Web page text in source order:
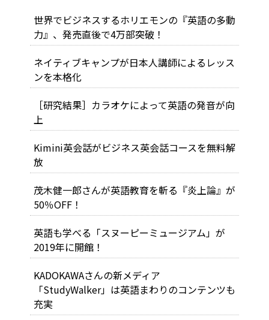
世界でビジネスするホリエモンの『英語の多動
力』、発売直後で4万部突破！
ネイティブキャンプが日本人講師によるレッス
ンを本格化
［研究結果］カラオケによって英語の発音が向
上
Kimini英会話がビジネス英会話コースを無料解
放
茂木健一郎さんが英語教育を斬る『炎上論』が
50％OFF！
英語も学べる「スヌーピーミュージアム」が
2019年に開館！
KADOKAWAさんの新メディア
「StudyWalker」は英語まわりのコンテンツも
充実